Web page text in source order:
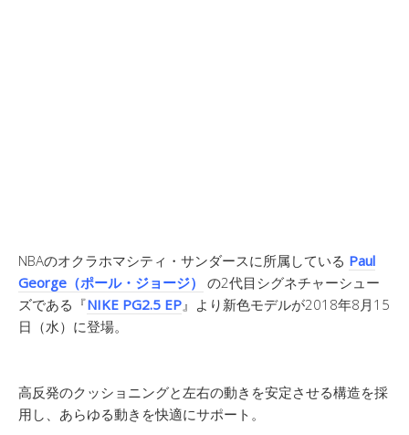
NBAのオクラホマシティ・サンダースに所属している Paul
George（ポール・ジョージ）
の2代目シグネチャーシュー
ズである『NIKE PG2.5 EP 』より新色モデルが2018年8月15
日（水）に登場。
高反発のクッショニングと左右の動きを安定させる構造を採
用し、あらゆる動きを快適にサポート。